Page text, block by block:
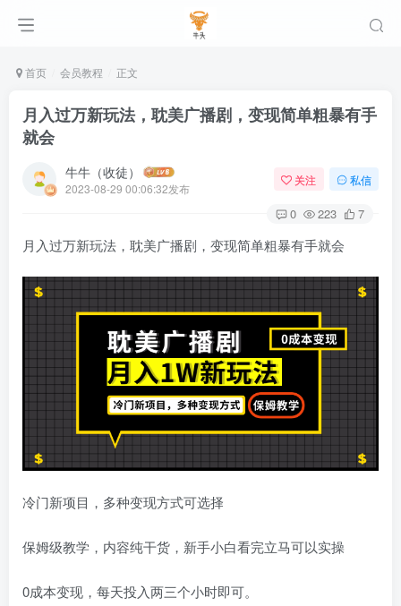
首页 会员教程 正文
月入过万新玩法，耽美广播剧，变现简单粗暴有手
就会
牛牛（收徒）
2023-08-29 00:06:32发布
关注 私信
0 223 7
月入过万新玩法，耽美广播剧，变现简单粗暴有手就会
冷门新项目，多种变现方式可选择
保姆级教学，内容纯干货，新手小白看完立马可以实操
0成本变现，每天投入两三个小时即可。